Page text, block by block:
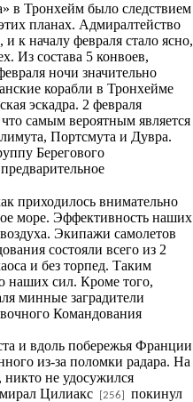
в Тронхейм было следствием
планах. Адмиралтейство
к началу февраля стало ясно,
Из состава 5 конвоев,
ночи значительно
корабли в Тронхейме
эскадра. 2 февраля
самым вероятным является
Портсмута и Дувра.
Берегового
приходилось внимательно
море. Эффективность наших
Экипажи самолетов
состояли всего из 2
и без торпед. Таким
наших сил. Кроме того,
минные заградители
Командования
и вдоль побережья Франции
из-за поломки радара. На
никто не удосужился
Цилиакс
[256]
покинул